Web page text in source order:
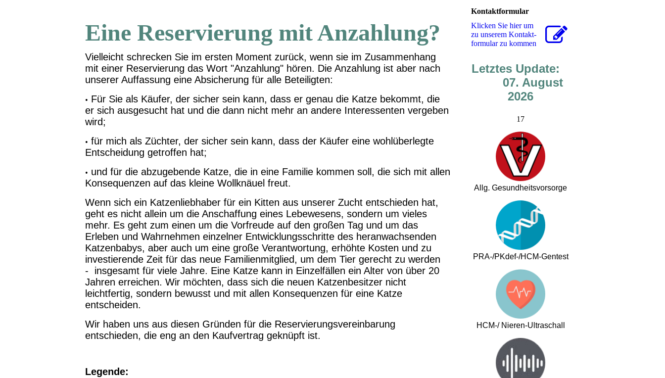
Eine Reservierung mit Anzahlung?
Vielleicht schrecken Sie im ersten Moment zurück, wenn sie im Zusammenhang
mit einer Reservierung das Wort "Anzahlung" hören. Die Anzahlung ist aber nach
unserer Auffassung eine Absicherung für alle Beteiligten:
• Für Sie als Käufer, der sicher sein kann, dass er genau die Katze bekommt, die
er sich ausgesucht hat und die dann nicht mehr an andere Interessenten vergeben
wird;
• für mich als Züchter, der sicher sein kann, dass der Käufer eine wohlüberlegte
Entscheidung getroffen hat;
• und für die abzugebende Katze, die in eine Familie kommen soll, die sich mit allen
Konsequenzen auf das kleine Wollknäuel freut.
Wenn sich ein Katzenliebhaber für ein Kitten aus unserer Zucht entschieden hat,
geht es nicht allein um die Anschaffung eines Lebewesens, sondern um vieles
mehr. Es geht zum einen um die Vorfreude auf den großen Tag und um das
Erleben und Wahrnehmen einzelner Entwicklungsschritte des heranwachsenden
Katzenbabys, aber auch um eine große Verantwortung, erhöhte Kosten und zu
investierende Zeit für das neue Familienmitglied, um dem Tier gerecht zu werden
- insgesamt für viele Jahre. Eine Katze kann in Einzelfällen ein Alter von über 20
Jahren erreichen. Wir möchten, dass sich die neuen Katzenbesitzer nicht
leichtfertig, sondern bewusst und mit allen Konsequenzen für eine Katze
entscheiden.
Wir haben uns aus diesen Gründen für die Reservierungsvereinbarung
entschieden, die eng an den Kaufvertrag geknüpft ist.
Legende:
Kontaktformular
Klicken Sie hier um
zu unserem Kon­takt­
for­mu­lar zu kommen
Letztes Update:
07. August
2026
17
Allg. Gesundheitsvorsorge
PRA-/PKdef-/HCM-Gentest
HCM-/ Nieren-Ultraschall